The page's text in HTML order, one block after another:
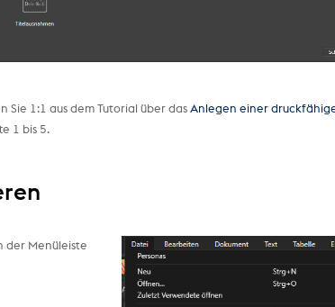
Sie 1:1 aus dem Tutorial über dasAnlegen einer
1 bis 5.
der Menüleiste